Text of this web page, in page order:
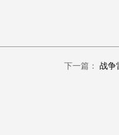
下一篇： 战争